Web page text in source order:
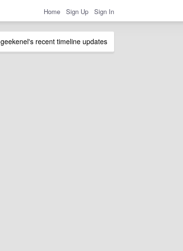
Home Sign Up Sign In
geekenel's recent timeline updates